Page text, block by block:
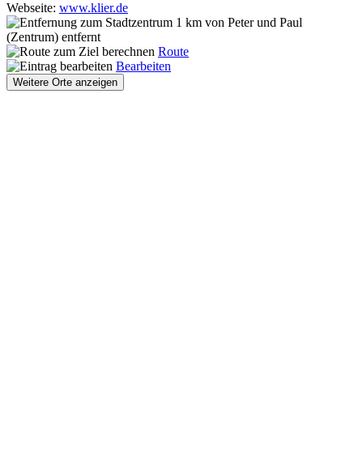
Webseite: www.klier.de
1 km von Peter und Paul
(Zentrum) entfernt
Route
Bearbeiten
Weitere Orte anzeigen